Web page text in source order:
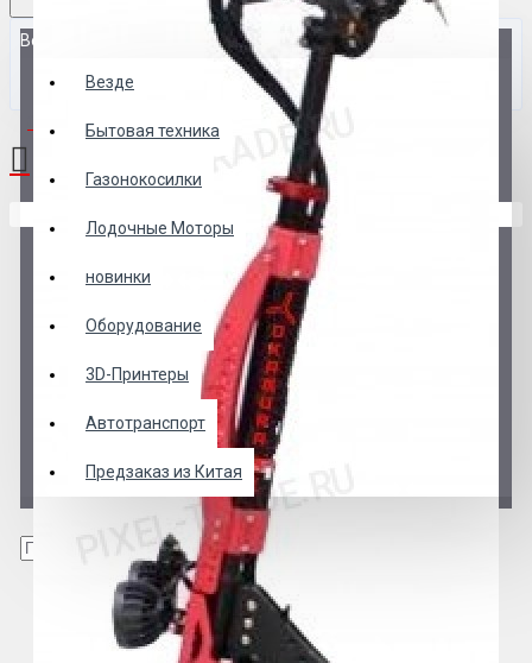
Везде
Везде
Бытовая техника
Газонокосилки
Лодочные Моторы
новинки
Оборудование
3D-Принтеры
Автотранспорт
Предзаказ из Китая
0 товар(ов) - 0 р.